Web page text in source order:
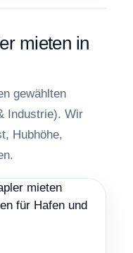
mieten in
gewählten
Industrie). Wir
Hubhöhe,